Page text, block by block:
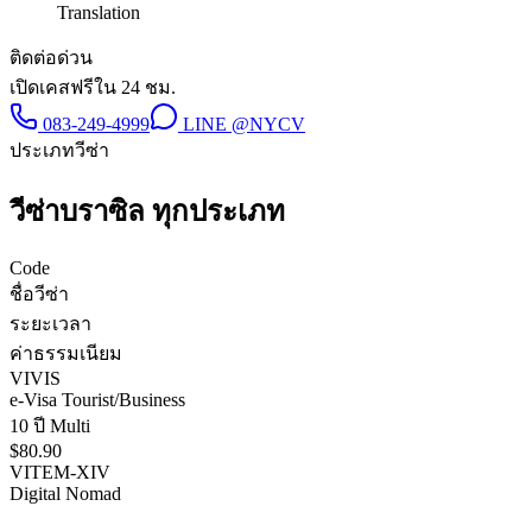
Translation
ติดต่อด่วน
เปิดเคสฟรีใน 24 ชม.
083-249-4999
LINE @NYCV
ประเภทวีซ่า
วีซ่าบราซิล ทุกประเภท
Code
ชื่อวีซ่า
ระยะเวลา
ค่าธรรมเนียม
VIVIS
e-Visa Tourist/Business
10 ปี Multi
$80.90
VITEM-XIV
Digital Nomad